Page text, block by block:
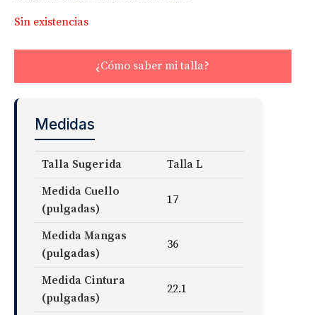
Sin existencias
¿Cómo saber mi talla?
Medidas
Talla Sugerida
Talla L
Medida Cuello
(pulgadas)
17
Medida Mangas
(pulgadas)
36
Medida Cintura
(pulgadas)
22.1